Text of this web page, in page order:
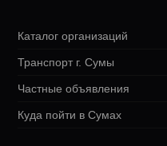
Каталог организаций
Транспорт г. Сумы
Частные объявления
Куда пойти в Сумах